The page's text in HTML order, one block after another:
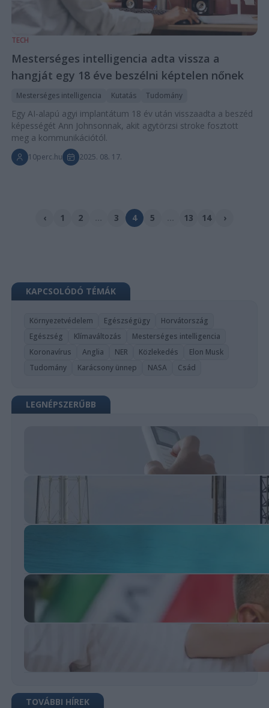
TECH
Mesterséges intelligencia adta vissza a
hangját egy 18 éve beszélni képtelen nőnek
Mesterséges intelligencia Kutatás Tudomány
Egy AI-alapú agyi implantátum 18 év után visszaadta a beszéd
képességét Ann Johnsonnak, akit agytörzsi stroke fosztott
meg a kommunikációtól.
10perc.hu 2025. 08. 17.
‹ 1 2 3 4 5 13 14 ›
KAPCSOLÓDÓ TÉMÁK
Környezetvédelem Egészségügy
Horvátország
Egészség
Klímaváltozás
Mesterséges intelligencia
Koronavírus
Anglia NER Közlekedés
Elon Musk
Tudomány
Karácsony ünnep NASA Csád
LEGNÉPSZERŰBB
TOVÁBBI HÍREK